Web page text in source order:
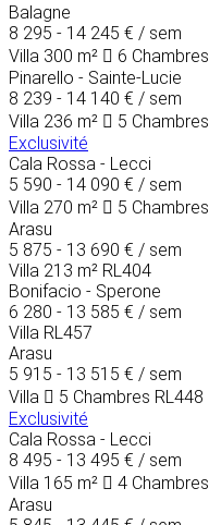
Balagne
8 295 - 14 245 € / sem
Villa 300 m² 6 Chambres
Pinarello - Sainte-Lucie
8 239 - 14 140 € / sem
Villa 236 m² 5 Chambres
Exclusivité
Cala Rossa - Lecci
5 590 - 14 090 € / sem
Villa 270 m² 5 Chambres
Arasu
5 875 - 13 690 € / sem
Villa 213 m² RL404
Bonifacio - Sperone
6 280 - 13 585 € / sem
Villa RL457
Arasu
5 915 - 13 515 € / sem
Villa
5 Chambres RL448
Exclusivité
Cala Rossa - Lecci
8 495 - 13 495 € / sem
Villa 165 m² 4 Chambres
Arasu